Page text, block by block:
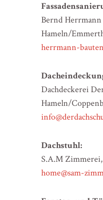
Bernd Herrmann
Hameln/
herrmann-
Dachdeckerei
Hameln/
Dachstuhl:
S.A.M
home@sam-